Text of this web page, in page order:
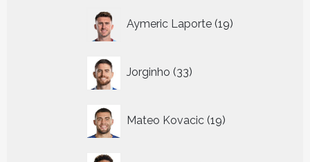
Aymeric Laporte 19
producten
Jorginho 33
producten
Mateo Kovacic 19
producten